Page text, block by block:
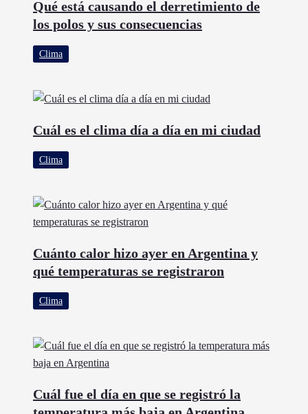
Qué está causando el derretimiento de
los polos y sus consecuencias
Clima
Cuál es el clima día a día en mi ciudad
Clima
Cuánto calor hizo ayer en Argentina y
qué temperaturas se registraron
Clima
Cuál fue el día en que se registró la